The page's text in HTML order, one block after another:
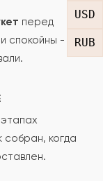
USD
RUB
перед
спокойны -
собран, когда